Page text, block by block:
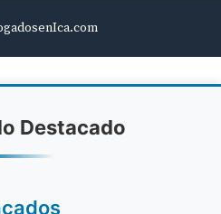
Destacado